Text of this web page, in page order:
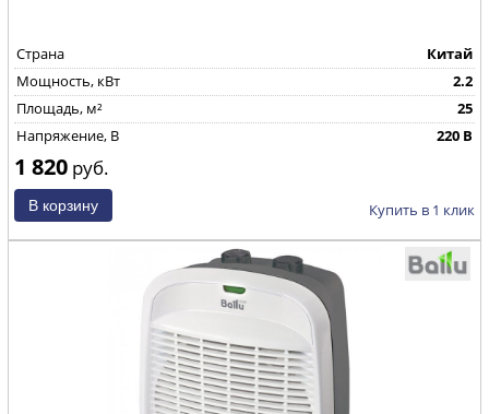
Страна
Китай
Мощность, кВт
2.2
Площадь, м²
25
Напряжение, В
220 В
1 820 руб.
Купить в 1 клик